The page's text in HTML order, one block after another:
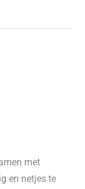
met
en netjes te